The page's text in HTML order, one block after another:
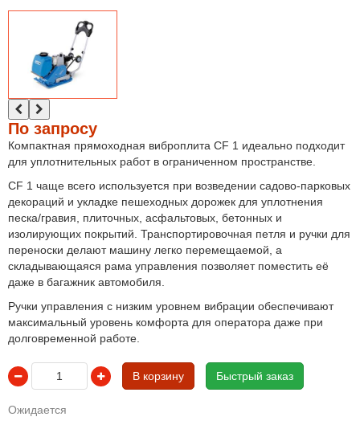
По запросу
Компактная прямоходная виброплита CF 1 идеально подходит
для уплотнительных работ в ограниченном пространстве.
CF 1 чаще всего используется при возведении садово-парковых
декораций и укладке пешеходных дорожек для уплотнения
песка/гравия, плиточных, асфальтовых, бетонных и
изолирующих покрытий. Транспортировочная петля и ручки для
переноски делают машину легко перемещаемой, а
складывающаяся рама управления позволяет поместить её
даже в багажник автомобиля.
Ручки управления с низким уровнем вибрации обеспечивают
максимальный уровень комфорта для оператора даже при
долговременной работе.
В корзину Быстрый заказ
Ожидается